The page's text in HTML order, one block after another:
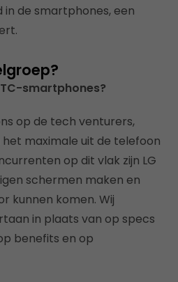
de smartphones, een
smartphones?
op de tech venturers,
maximale uit de telefoon
op dit vlak zijn LG
schermen maken en
kunnen komen. Wij
in plaats van op specs
benefits en op